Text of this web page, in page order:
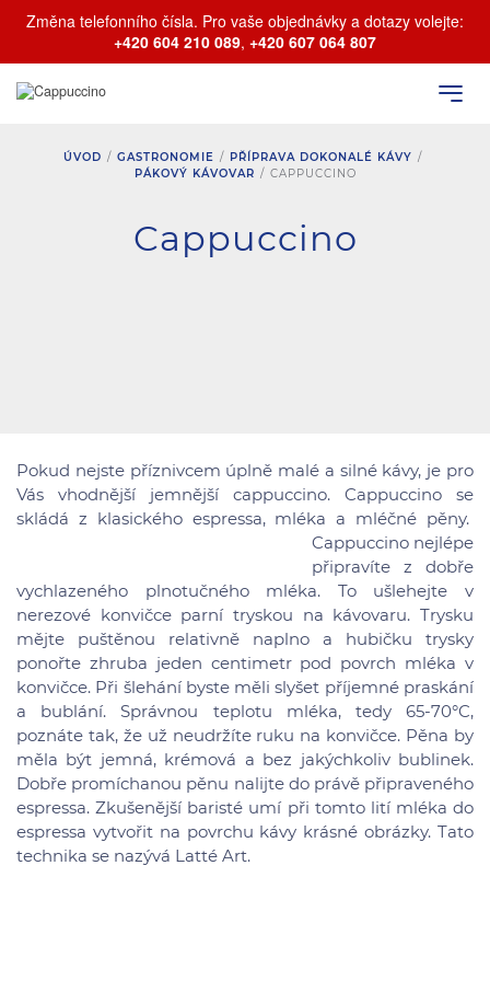
Změna telefonního čísla. Pro vaše objednávky a dotazy volejte:
+420 604 210 089, +420 607 064 807
ÚVOD / GASTRONOMIE / PŘÍPRAVA DOKONALÉ KÁVY /
PÁKOVÝ KÁVOVAR / CAPPUCCINO
Cappuccino
Pokud nejste příznivcem úplně malé a silné kávy, je pro
Vás vhodnější jemnější cappuccino. Cappuccino se
skládá z klasického espressa, mléka a mléčné pěny.
Cappuccino nejlépe
připravíte z dobře
vychlazeného plnotučného mléka. To ušlehejte v
nerezové konvičce parní tryskou na kávovaru. Trysku
mějte puštěnou relativně naplno a hubičku trysky
ponořte zhruba jeden centimetr pod povrch mléka v
konvičce. Při šlehání byste měli slyšet příjemné praskání
a bublání. Správnou teplotu mléka, tedy 65-70°C,
poznáte tak, že už neudržíte ruku na konvičce. Pěna by
měla být jemná, krémová a bez jakýchkoliv bublinek.
Dobře promíchanou pěnu nalijte do právě připraveného
espressa. Zkušenější baristé umí při tomto lití mléka do
espressa vytvořit na povrchu kávy krásné obrázky. Tato
technika se nazývá Latté Art.